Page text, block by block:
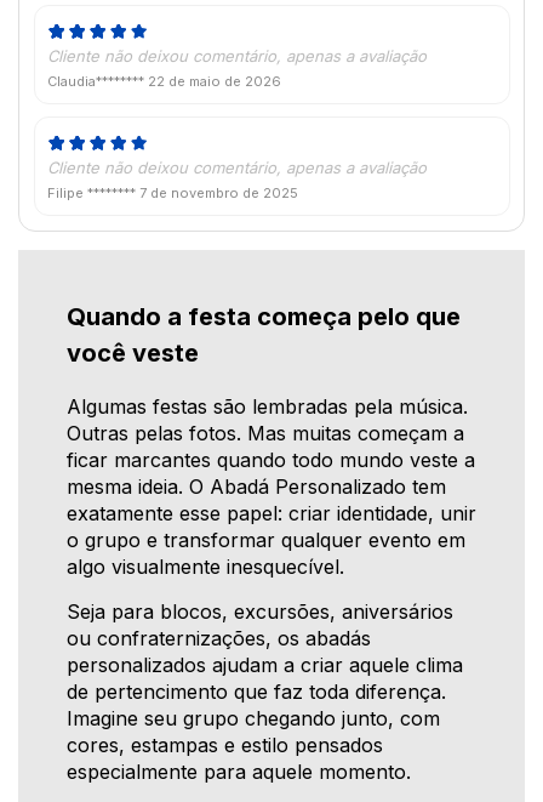
Cliente não deixou comentário, apenas a avaliação
Claudia******** 22 de maio de 2026
Cliente não deixou comentário, apenas a avaliação
Filipe ******** 7 de novembro de 2025
Quando a festa começa pelo que
você veste
Algumas festas são lembradas pela música.
Outras pelas fotos. Mas muitas começam a
ficar marcantes quando todo mundo veste a
mesma ideia. O Abadá Personalizado tem
exatamente esse papel: criar identidade, unir
o grupo e transformar qualquer evento em
algo visualmente inesquecível.
Seja para blocos, excursões, aniversários
ou confraternizações, os abadás
personalizados ajudam a criar aquele clima
de pertencimento que faz toda diferença.
Imagine seu grupo chegando junto, com
cores, estampas e estilo pensados
especialmente para aquele momento.